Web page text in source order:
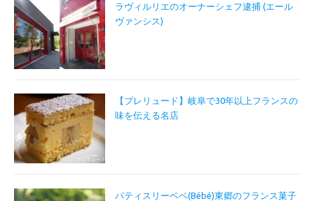
ラヴィルリエのオーナーシェフ逮捕 (エール
ヴァンシス)
【プレリュード】岐阜で30年以上フランスの
味を伝える名店
パティスリーベベ(Bébé)東郷のフランス菓子